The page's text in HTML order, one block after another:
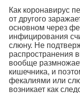
Как коронавирус
от другого
основном через
инфицирования
слюну. Не
распространения
вообще
кишечника, и
фекалиями или
возникает как